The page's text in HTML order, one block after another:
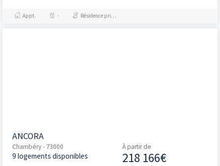
réside...
Appt. - Résidence principale / PTZ
ANCORA
Chambéry - 73000
9 logements disponibles
À partir de
218 166€